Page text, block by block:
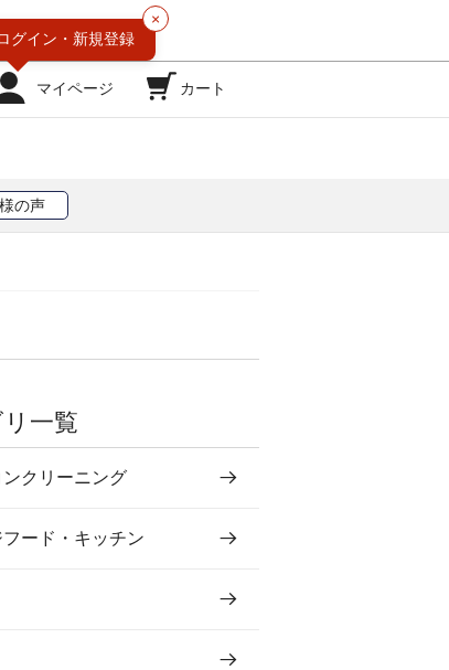
マイページ
×
グイン・ 新規登録
カート
の声
一覧
ンクリーニング
フード・キッチン